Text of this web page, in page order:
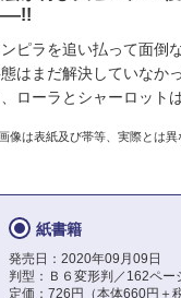
ピラを追い払って面倒
はまだ解決していなか
ローラとシャーロッ
像は表紙及び帯等、実際とは異
紙書籍
発売日：2020年09月09日
判型：Ｂ６変形判／162ペー
定価：726円（本体660円＋税